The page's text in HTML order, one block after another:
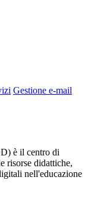
Gestione e-mail
è il centro di
risorse didattiche,
nell'educazione